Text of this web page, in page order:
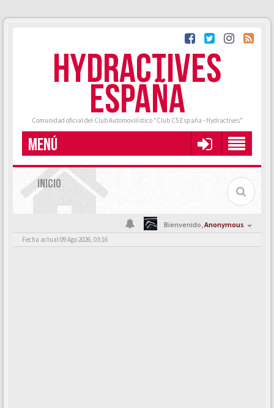
HYDRACTIVES
ESPAÑA
Comunidad oficial del Club Automovilístico "Club C5 España - Hydractives"
MENÚ
INICIO
Bienvenido,Anonymous
Fecha actual 09 Ago 2026, 03:16